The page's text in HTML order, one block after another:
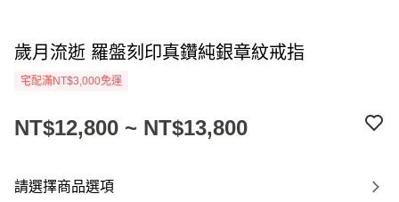
歲月流逝 羅盤刻印真鑽純銀章紋戒指
宅配滿NT$3,000免運
NT$12,800 ~ NT$13,800
請選擇商品選項